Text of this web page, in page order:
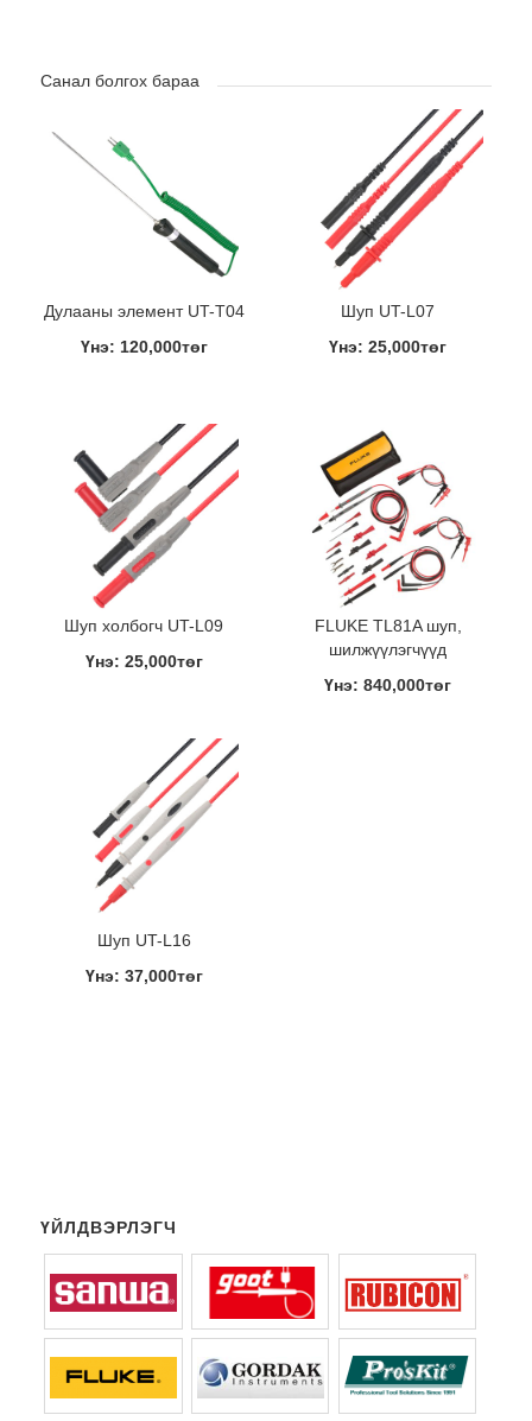
Санал болгох бараа
Дулааны элемент UT-T04
Үнэ: 120,000төг
Шуп UT-L07
Үнэ: 25,000төг
Шуп холбогч UT-L09
Үнэ: 25,000төг
FLUKE TL81A шуп,
шилжүүлэгчүүд
Үнэ: 840,000төг
Шуп UT-L16
Үнэ: 37,000төг
ҮЙЛДВЭРЛЭГЧ